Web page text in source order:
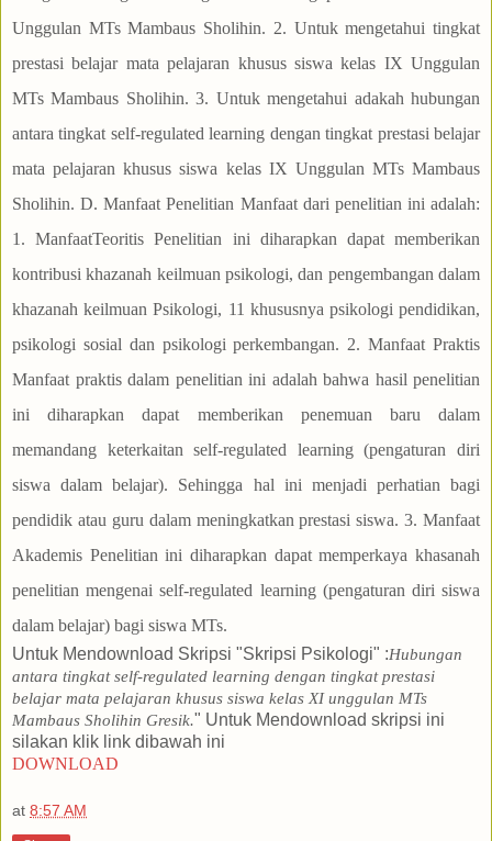
Untuk Mendownload Skripsi "Skripsi Psikologi" :Hubungan
antara tingkat self-regulated learning dengan tingkat prestasi
belajar mata pelajaran khusus siswa kelas XI unggulan MTs
Mambaus Sholihin Gresik." Untuk Mendownload skripsi ini
silakan klik link dibawah ini
DOWNLOAD
at 8:57 AM